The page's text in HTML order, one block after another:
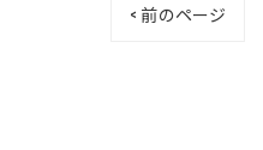
< 前のページ